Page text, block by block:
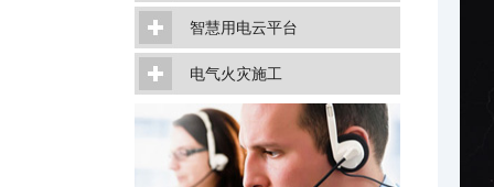
智慧用电云平台
电气火灾施工